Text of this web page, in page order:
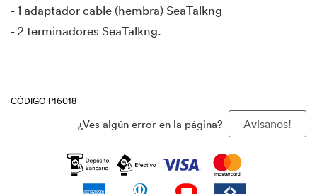
- 1 adaptador cable (hembra) SeaTalkng
- 2 terminadores SeaTalkng.
CÓDIGO P16018
¿Ves algún error en la página? Avisanos!